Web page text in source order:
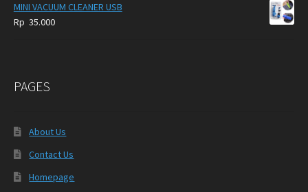
MINI VACUUM CLEANER USB
Rp 35.000
PAGES
About Us
Contact Us
Homepage